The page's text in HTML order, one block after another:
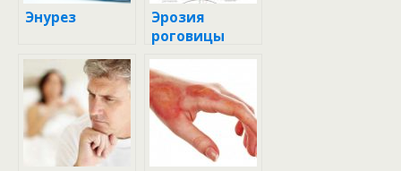
Энурез
Эрозия
роговицы